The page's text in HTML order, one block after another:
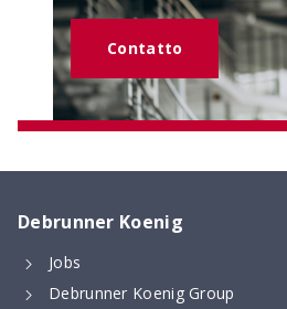
Contatto
Debrunner Koenig
Jobs
Debrunner Koenig Group